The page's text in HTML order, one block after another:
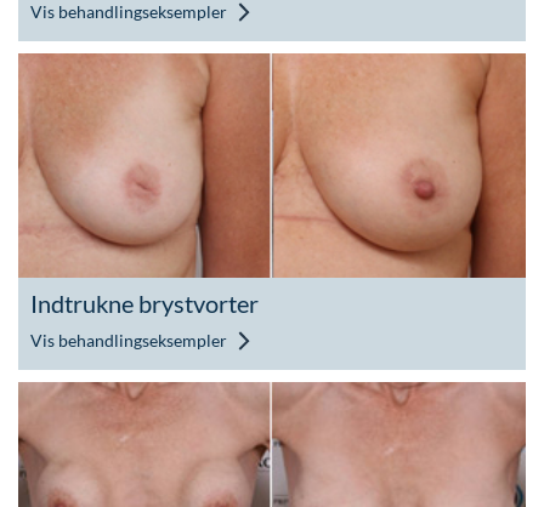
Vis behandlingseksempler
Indtrukne brystvorter
Vis behandlingseksempler